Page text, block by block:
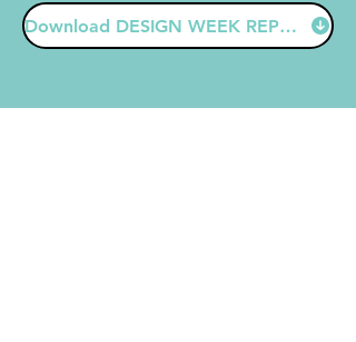
Download DESIGN WEEK REPORT (PDF)